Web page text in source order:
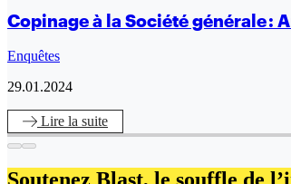
Copinage à la Société générale :
Enquêtes
29.01.2024
Lire la suite